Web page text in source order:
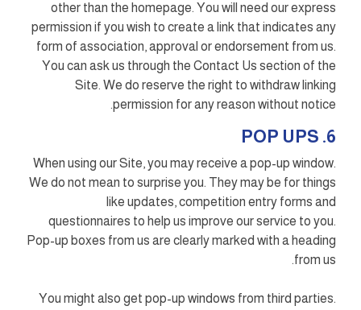
other than the homepage. You will need our express
permission if you wish to create a link that indicates any
form of association, approval or endorsement from us.
You can ask us through the Contact Us section of the
Site. We do reserve the right to withdraw linking
permission for any reason without notice.
6. POP UPS
When using our Site, you may receive a pop-up window.
We do not mean to surprise you. They may be for things
like updates, competition entry forms and
questionnaires to help us improve our service to you.
Pop-up boxes from us are clearly marked with a heading
from us.
You might also get pop-up windows from third parties.